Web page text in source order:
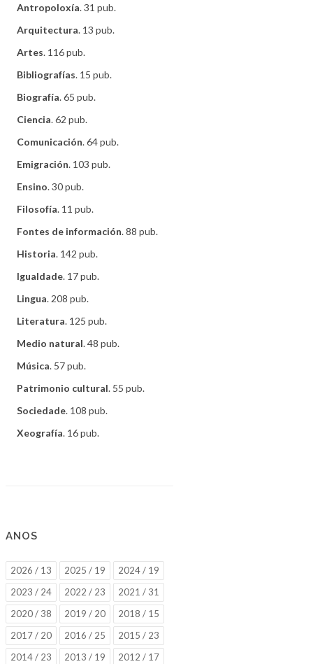
Antropoloxía. 31 pub.
Arquitectura. 13 pub.
Artes. 116 pub.
Bibliografías. 15 pub.
Biografía. 65 pub.
Ciencia. 62 pub.
Comunicación. 64 pub.
Emigración. 103 pub.
Ensino. 30 pub.
Filosofía. 11 pub.
Fontes de información. 88 pub.
Historia. 142 pub.
Igualdade. 17 pub.
Lingua. 208 pub.
Literatura. 125 pub.
Medio natural. 48 pub.
Música. 57 pub.
Patrimonio cultural. 55 pub.
Sociedade. 108 pub.
Xeografía. 16 pub.
ANOS
2026 / 13 2025 / 19
2024 / 19
2023 / 24
2022 / 23
2021 / 31
2020 / 38
2019 / 20
2018 / 15
2017 / 20
2016 / 25
2015 / 23
2014 / 23
2013 / 19
2012 / 17